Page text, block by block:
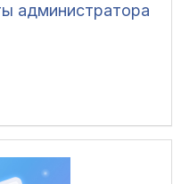
администратора